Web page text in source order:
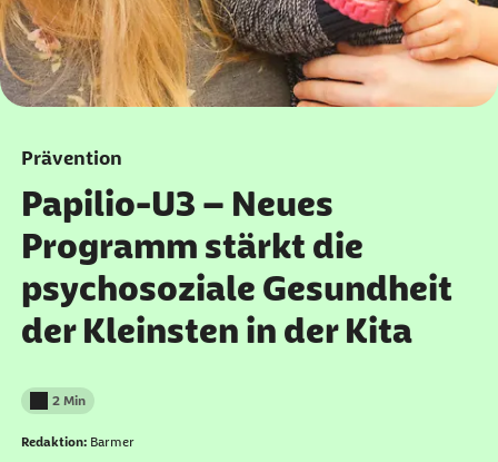
Prävention
Papilio-U3 – Neues
Programm stärkt die
psychosoziale Gesundheit
der Kleinsten in der Kita
Lesedauer weniger als
2 Min
Redaktion: Barmer